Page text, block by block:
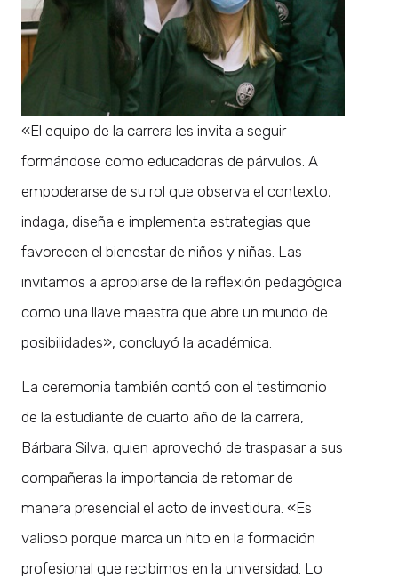
«El equipo de la carrera les invita a seguir
formándose como educadoras de párvulos. A
empoderarse de su rol que observa el contexto,
indaga, diseña e implementa estrategias que
favorecen el bienestar de niños y niñas. Las
invitamos a apropiarse de la reflexión pedagógica
como una llave maestra que abre un mundo de
posibilidades», concluyó la académica.
La ceremonia también contó con el testimonio
de la estudiante de cuarto año de la carrera,
Bárbara Silva, quien aprovechó de traspasar a sus
compañeras la importancia de retomar de
manera presencial el acto de investidura. «Es
valioso porque marca un hito en la formación
profesional que recibimos en la universidad. Lo